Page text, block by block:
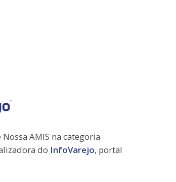
AMIS na categoria
do InfoVarejo, portal